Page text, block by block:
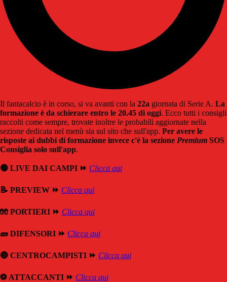
Il fantacalcio è in corso, si va avanti con la 22a giornata di Serie A. La
formazione è da schierare entro le 20.45 di oggi. Ecco tutti i consigli
raccolti come sempre, trovate inoltre le probabili aggiornate nella
sezione dedicata nel menù sia sul sito che sull'app. Per avere le
risposte ai dubbi di formazione invece c'è la sezione Premium SOS
Consiglia solo sull'app.
🟢 LIVE DAI CAMPI ⏩ Clicca qui
📝 PREVIEW ⏩ Clicca qui
🧤 PORTIERI ⏩ Clicca qui
🧱 DIFENSORI ⏩ Clicca qui
🔵 CENTROCAMPISTI ⏩ Clicca qui
⚽️ ATTACCANTI ⏩ Clicca qui